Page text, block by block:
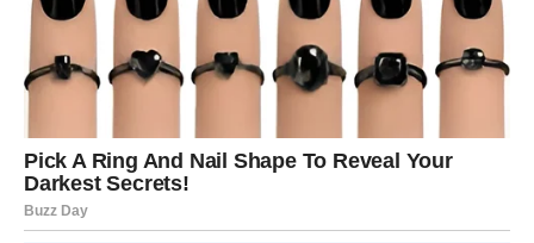
za očuvanje zdravlja kose, a istovremeno može biti
koristan alat u održavanju čistoće u vašem domu. Ova
jednostavna, ali učinkovita metoda može vam pomoći da
postignete željene rezultate, bilo da se radi o poboljšanju
stanja vaše kose ili rješavanju kućanskih problema. Ne
zaboravite isprobati ovu prirodnu alternativu i uživati u
svim njenim prednostima! Sa kvascem u vašem arsenal,
ne samo da ćete poboljšati izgled svoje kose, već i